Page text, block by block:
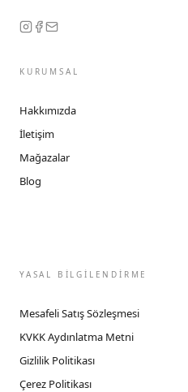
KURUMSAL
Hakkımızda
İletişim
Mağazalar
Blog
YASAL BİLGİLENDİRME
Mesafeli Satış Sözleşmesi
KVKK Aydınlatma Metni
Gizlilik Politikası
Çerez Politikası